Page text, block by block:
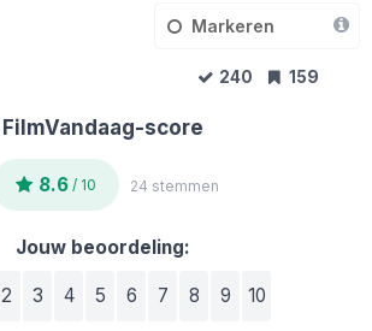
Markeren
240 159
FilmVandaag-score
8.6/ 10 24 stemmen
Jouw beoordeling:
2 3 4 5 6 7 8 9 10